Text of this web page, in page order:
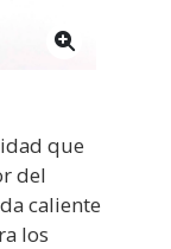
que
del
caliente
los